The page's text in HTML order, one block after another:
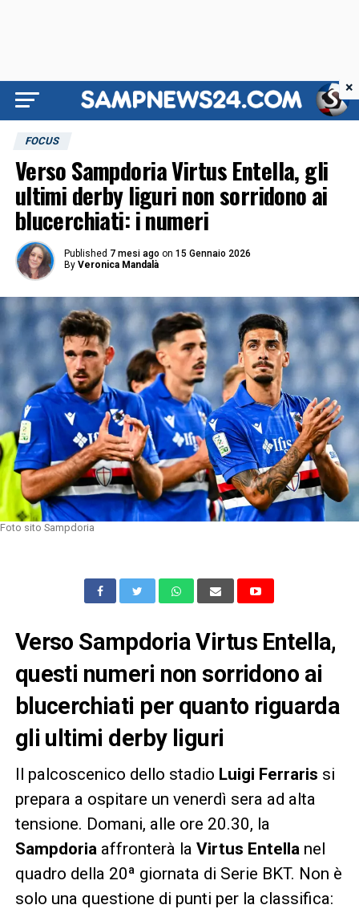
FOCUS
Verso Sampdoria Virtus Entella, gli
ultimi derby liguri non sorridono ai
blucerchiati: i numeri
Published 7 mesi ago on 15 Gennaio 2026
By Veronica Mandalà
Foto sito Sampdoria
Verso Sampdoria Virtus Entella,
questi numeri non sorridono ai
blucerchiati per quanto riguarda
gli ultimi derby liguri
Il palcoscenico dello stadio Luigi Ferraris si
prepara a ospitare un venerdì sera ad alta
tensione. Domani, alle ore 20.30, la
Sampdoriaaffronterà la Virtus Entellanel
quadro della 20ª giornata di Serie BKT. Non è
solo una questione di punti per la classifica:
×